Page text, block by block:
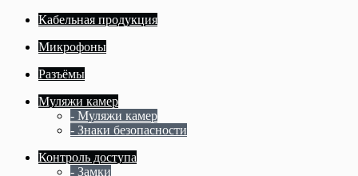
Кабельная продукция
Микрофоны
Разъёмы
Муляжи камер
- Муляжи камер
- Знаки безопасности
Контроль доступа
- Замки